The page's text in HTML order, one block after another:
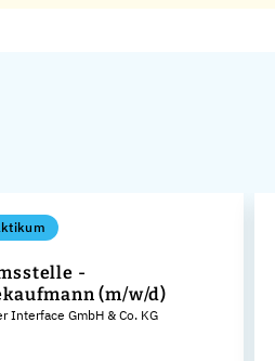
-
(m/w/d)
Interface GmbH & Co. KG